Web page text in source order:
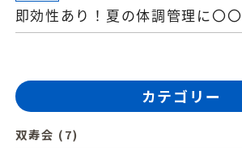
即効性あり！夏の体調管理に〇〇
カテゴリー
双寿会 (7)